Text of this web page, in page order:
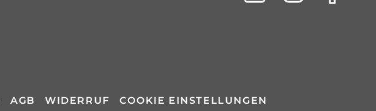
AGB WIDERRUF COOKIE EINSTELLUNGEN